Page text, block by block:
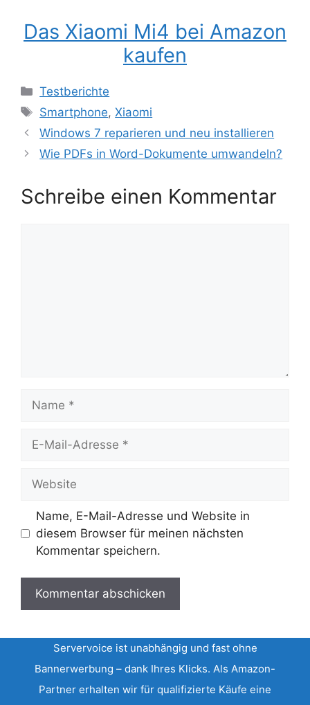
Das Xiaomi Mi4 bei Amazon
kaufen
Kategorien
Testberichte
Schlagwörter
Smartphone,Xiaomi
Windows 7 reparieren und neu installieren
Wie PDFs in Word-Dokumente umwandeln?
Schreibe einen Kommentar
Name
Website
Name, E-Mail-Adresse und Website in
diesem Browser für meinen nächsten
Kommentar speichern.
Servervoice ist unabhängig und fast ohne
Bannerwerbung – dank Ihres Klicks. Als Amazon-
Partner erhalten wir für qualifizierte Käufe eine